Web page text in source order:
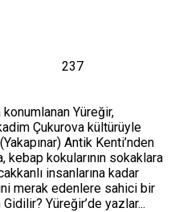
237
Yüreğir,
kadim Çukurova kültürüyle
Antik Kenti’nden
kebap kokularının sokaklara
insanlarına kadar
merak edenlere sahici bir
Yüreğir’de yazlar...